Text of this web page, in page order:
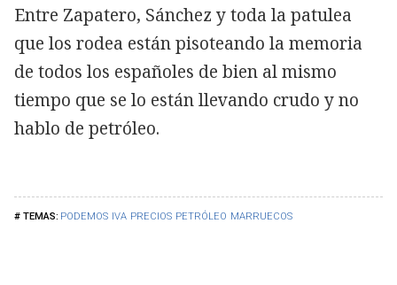
PODEMOS IVA PRECIOS PETRÓLEO MARRUECOS
Entre Zapatero, Sánchez y toda la patulea
que los rodea están pisoteando la memoria
de todos los españoles de bien al mismo
tiempo que se lo están llevando crudo y no
hablo de petróleo.